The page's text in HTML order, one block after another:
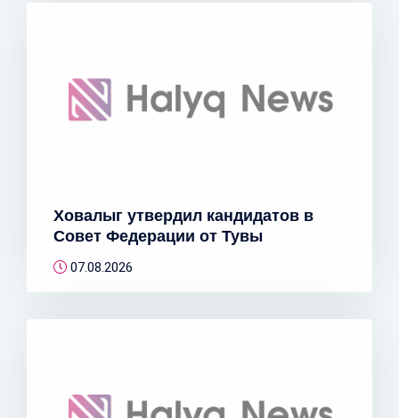
Ховалыг утвердил кандидатов в
Совет Федерации от Тувы
07.08.2026